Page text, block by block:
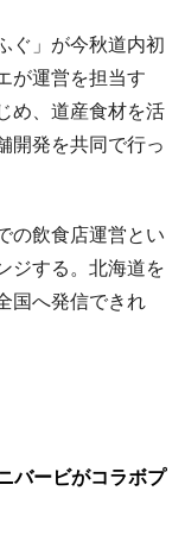
ぐ」が今秋道内初
が運営を担当す
め、道産食材を活
開発を共同で行っ
の飲食店運営とい
ジする。北海道を
国へ発信できれ
バービがコラボプ